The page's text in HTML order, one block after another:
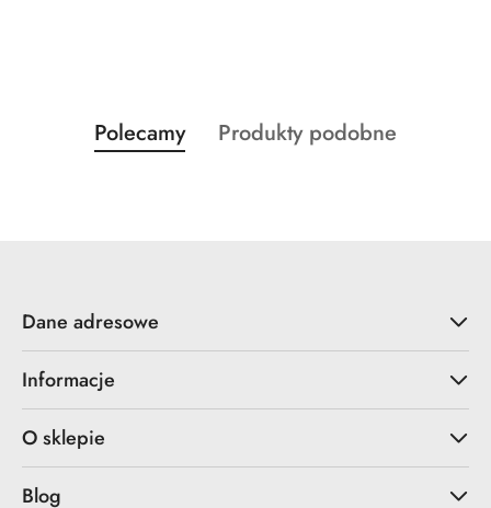
Pomiń karuzelę produktów
Produkty
o
Polecamy
Produkty
Produkty podobne
Dane adresowe
Informacje
O sklepie
Blog